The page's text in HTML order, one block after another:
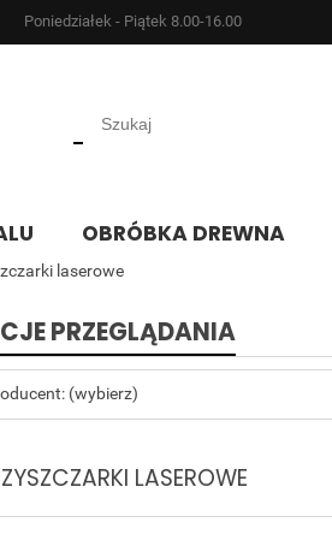
OBRÓBKA DREWNA
laserowe
Poniedziałek - Piątek 8.00-16.00
PRZEGLĄDANIA
(wybierz)
LASEROWE